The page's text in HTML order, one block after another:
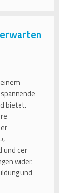
bietet.
und der
wider.
und